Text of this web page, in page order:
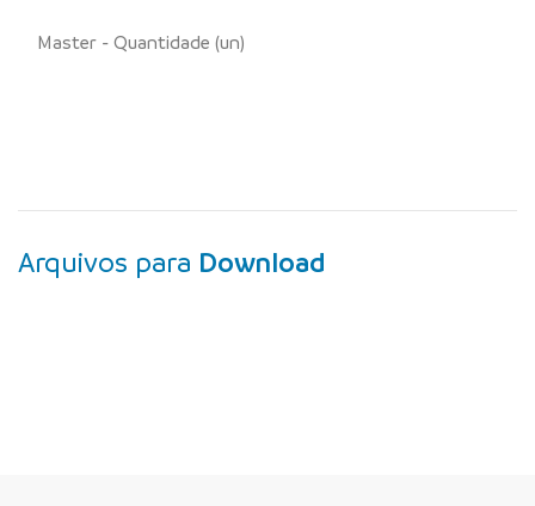
Master - Quantidade (un)
Arquivos para Download